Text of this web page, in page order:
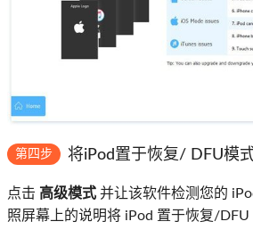
第四步 将iPod置于恢复/ DFU模
点击 高级模式 并让该软件检测您的
照屏幕上的说明将 iPod 置于恢复/DFU